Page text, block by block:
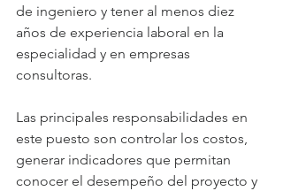
de ingeniero y tener al menos diez
años de experiencia laboral en la
especialidad y en empresas
consultoras.
Las principales responsabilidades en
este puesto son controlar los costos,
generar indicadores que permitan
conocer el desempeño del proyecto y